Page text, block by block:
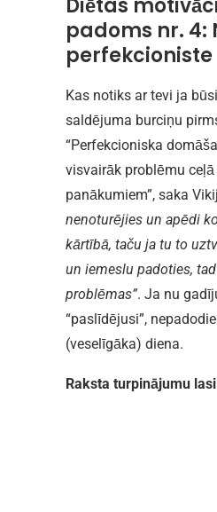
Diētas
padoms nr. 4:
perfekcioniste
Kas notiks ar tevi ja
saldējuma burciņu
“Perfekcioniska
visvairāk problēmu
panākumiem”, saka
nenoturējies un apēdi
kārtībā, taču ja tu to
un iemeslu padoties,
problēmas”. Ja nu
“paslīdējusi”,
(veselīgāka) diena.
Raksta turpinājumu